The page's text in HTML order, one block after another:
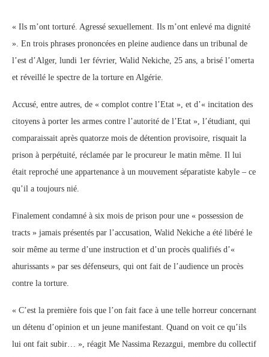
« Ils m’ont torturé. Agressé sexuellement. Ils m’ont enlevé ma dignité
». En trois phrases prononcées en pleine audience dans un tribunal de
l’est d’Alger, lundi 1er février, Walid Nekiche, 25 ans, a brisé l’omerta
et réveillé le spectre de la torture en Algérie.
Accusé, entre autres, de « complot contre l’Etat », et d’« incitation des
citoyens à porter les armes contre l’autorité de l’Etat », l’étudiant, qui
comparaissait après quatorze mois de détention provisoire, risquait la
prison à perpétuité, réclamée par le procureur le matin même. Il lui
était reproché une appartenance à un mouvement séparatiste kabyle – ce
qu’il a toujours nié.
Finalement condamné à six mois de prison pour une « possession de
tracts » jamais présentés par l’accusation, Walid Nekiche a été libéré le
soir même au terme d’une instruction et d’un procès qualifiés d’«
ahurissants » par ses défenseurs, qui ont fait de l’audience un procès
contre la torture.
« C’est la première fois que l’on fait face à une telle horreur concernant
un détenu d’opinion et un jeune manifestant. Quand on voit ce qu’ils
lui ont fait subir… », réagit Me Nassima Rezazgui, membre du collectif